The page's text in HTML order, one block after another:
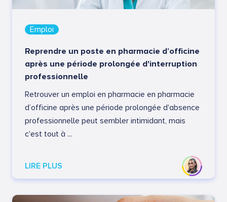
Emploi
Reprendre un poste en pharmacie d’officine
après une période prolongée d'interruption
professionnelle
Retrouver un emploi en pharmacie en pharmacie
d’officine après une période prolongée d'absence
professionnelle peut sembler intimidant, mais
c'est tout à ...
LIRE PLUS